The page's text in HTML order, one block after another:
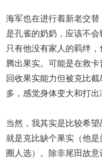
海军也在进行着新老交
是孔雀的奶奶，应该不
只有他没有家人的羁绊
腾出果实。可能是在救
回收果实能力但被克比
多，感觉身体变大和打
当然，我其实是比较希
就是克比缺个果实（他
圈人选）。除非尾田故